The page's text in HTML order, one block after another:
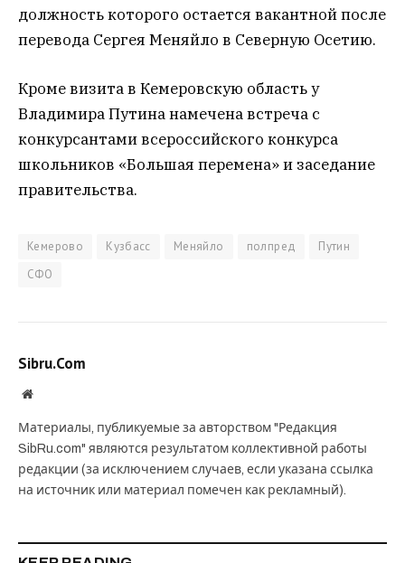
должность которого остается вакантной после
перевода Сергея Меняйло в Северную Осетию.
Кроме визита в Кемеровскую область у
Владимира Путина намечена встреча с
конкурсантами всероссийского конкурса
школьников «Большая перемена» и заседание
правительства.
Кемерово Кузбасс Меняйло полпред
Путин
СФО
Sibru.Com
Website
Материалы, публикуемые за авторством "Редакция
SibRu.com" являются результатом коллективной работы
редакции (за исключением случаев, если указана ссылка
на источник или материал помечен как рекламный).